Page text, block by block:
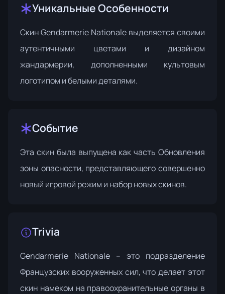
Уникальные Особенности
Скин Gendarmerie Nationale выделяется своими
аутентичными цветами и дизайном
жандармерии, дополненными культовым
логотипом и белыми деталями.
Событие
Эта скин была выпущена как часть Обновления
зоны опасности, представляющего совершенно
новый игровой режим и набор новых скинов.
Trivia
Gendarmerie Nationale – это подразделение
Французских вооруженных сил, что делает этот
скин намеком на правоохранительные органы в